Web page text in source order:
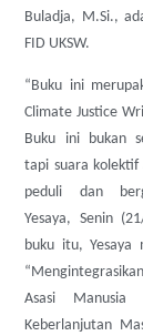
Buladja, M.Si.,
FID UKSW.
“Buku ini
Climate Justice
Buku ini bukan
tapi suara kolektif
peduli dan
Yesaya, Senin
buku itu, Yesaya
Asasi Manusia
Keberlanjutan